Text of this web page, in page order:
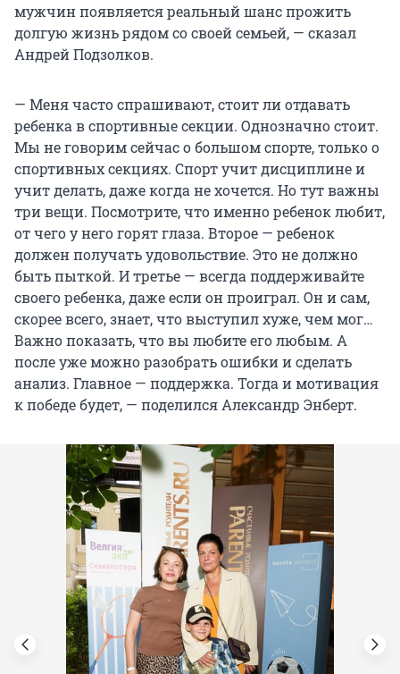
мужчин появляется реальный шанс прожить
долгую жизнь рядом со своей семьей, — сказал
Андрей Подзолков.
— Меня часто спрашивают, стоит ли отдавать
ребенка в спортивные секции. Однозначно стоит.
Мы не говорим сейчас о большом спорте, только о
спортивных секциях. Спорт учит дисциплине и
учит делать, даже когда не хочется. Но тут важны
три вещи. Посмотрите, что именно ребенок любит,
от чего у него горят глаза. Второе — ребенок
должен получать удовольствие. Это не должно
быть пыткой. И третье — всегда поддерживайте
своего ребенка, даже если он проиграл. Он и сам,
скорее всего, знает, что выступил хуже, чем мог…
Важно показать, что вы любите его любым. А
после уже можно разобрать ошибки и сделать
анализ. Главное — поддержка. Тогда и мотивация
к победе будет, — поделился Александр Энберт.